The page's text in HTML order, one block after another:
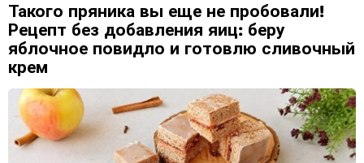
LATEST
STORIES
Такого пряника вы еще не пробовали!
Рецепт без добавления яиц: беру
яблочное повидло и готовлю сливочный
крем